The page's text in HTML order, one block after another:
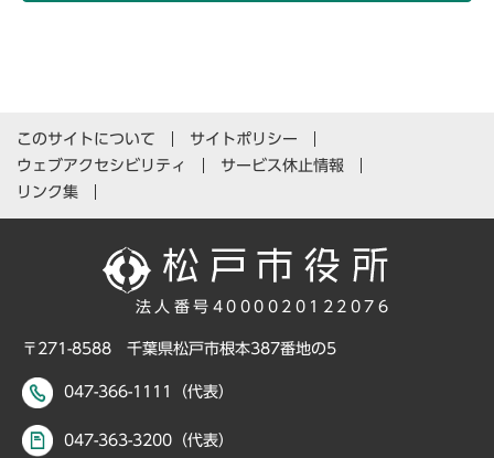
このサイトについて
サイトポリシー
ウェブアクセシビリティ
サービス休止情報
リンク集
法人番号4000020122076
〒271-8588 千葉県松戸市根本387番地の5
047-366-1111（代表）
047-363-3200（代表）